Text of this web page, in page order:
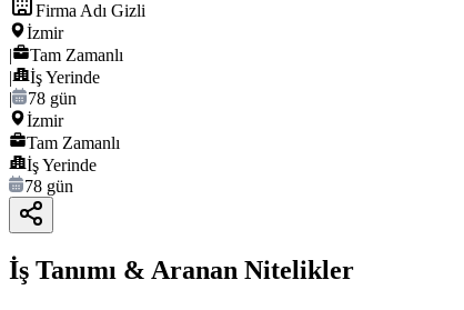
Firma Adı Gizli
İzmir
|
Tam Zamanlı
|
İş Yerinde
|
78 gün
İzmir
Tam Zamanlı
İş Yerinde
78 gün
İş Tanımı & Aranan Nitelikler